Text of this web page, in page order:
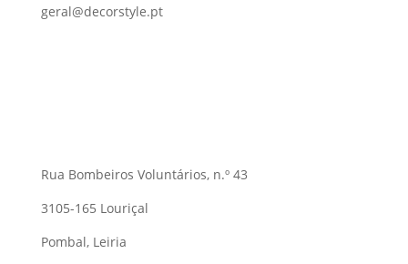
geral@decorstyle.pt
Rua Bombeiros Voluntários, n.º 43
3105-165 Louriçal
Pombal, Leiria